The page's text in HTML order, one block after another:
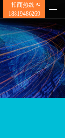
招商热线
18819486269